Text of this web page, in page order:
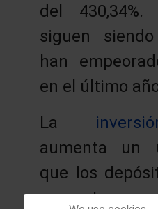
del
siguen
han
en el último
La
aumenta un
que los
aumentan